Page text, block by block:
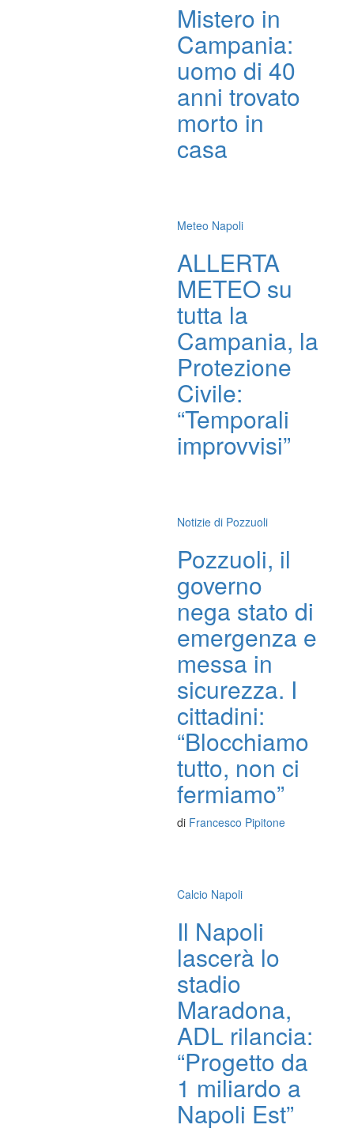
Mistero in
Campania:
uomo di 40
anni trovato
morto in
casa
Meteo Napoli
ALLERTA
METEO su
tutta la
Campania, la
Protezione
Civile:
“Temporali
improvvisi”
Notizie di Pozzuoli
Pozzuoli, il
governo
nega stato di
emergenza e
messa in
sicurezza. I
cittadini:
“Blocchiamo
tutto, non ci
fermiamo”
di Francesco Pipitone
Calcio Napoli
Il Napoli
lascerà lo
stadio
Maradona,
ADL rilancia:
“Progetto da
1 miliardo a
Napoli Est”